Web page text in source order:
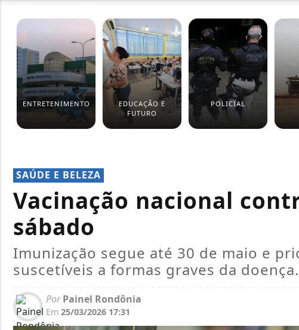
ENTRETENIMENTO
EDUCAÇÃO E
FUTURO
POLICIAL
SAÚDE E BELEZA
Vacinação nacional
sábado
Imunização segue até 30 de maio e
suscetíveis a formas graves da doença.
PorPainel Rondônia
Em 25/03/2026 17:31